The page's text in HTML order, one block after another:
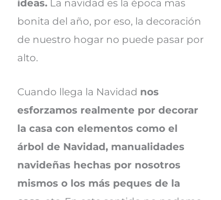
ideas.La navidad es la época mas
bonita del año, por eso, la decoración
de nuestro hogar no puede pasar por
alto.
Cuando llega la Navidad nos
esforzamos realmente por decorar
la casa con elementos como el
árbol de Navidad, manualidades
navideñas hechas por nosotros
mismos o los más peques de la